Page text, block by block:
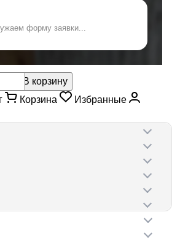
форму заявки...
В корзину
Корзина
Избранные